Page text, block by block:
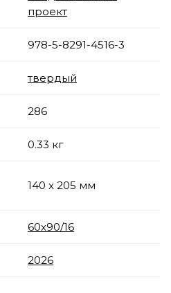
проект
978-5-8291-4516-3
твердый
286
0.33 кг
140 x 205 мм
60х90/16
2026